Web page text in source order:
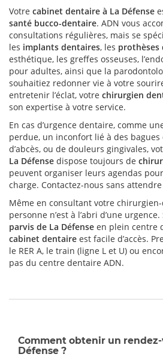
Votre cabinet dentaire à La Défense
santé bucco-dentaire. ADN vous
consultations régulières, mais se
les implants dentaires, les prothèses
esthétique, les greffes osseuses,
pour adultes, ainsi que la
souhaitiez redonner vie à votre
entretenir l’éclat, votre chirurgien
son expertise à votre service.
En cas d’urgence dentaire, comme
perdue, un inconfort lié à des
d’abcès, ou de douleurs gingivales,
La Défense dispose toujours de
peuvent organiser leurs agendas
charge. Contactez-nous sans attendre
Même en consultant votre
personne n’est à l’abri d’une
parvis de La Défense en plein centre
cabinet dentaire est facile d’accès.
le RER A, le train (ligne L et U) ou
pas du centre dentaire ADN.
Comment obtenir un
Défense ?